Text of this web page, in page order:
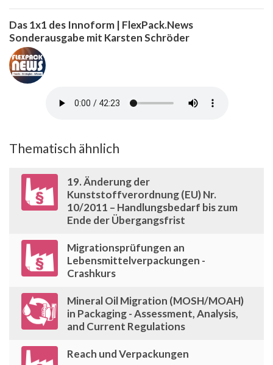
Das 1x1 des Innoform | FlexPack.News
Sonderausgabe mit Karsten Schröder
Thematisch ähnlich
19. Änderung der
Kunststoffverordnung (EU) Nr.
10/2011 – Handlungsbedarf bis zum
Ende der Übergangsfrist
Migrationsprüfungen an
Lebensmittelverpackungen -
Crashkurs
Mineral Oil Migration (MOSH/MOAH)
in Packaging - Assessment, Analysis,
and Current Regulations
Reach und Verpackungen